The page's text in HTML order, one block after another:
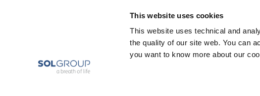
This website uses cookies
This website uses technical and
the quality of our site web. You can
you want to know more about our